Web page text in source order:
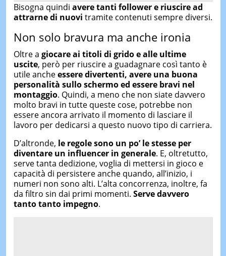
Bisogna quindi avere tanti follower e riuscire ad
attrarne di nuovi tramite contenuti sempre diversi.
Non solo bravura ma anche ironia
Oltre a giocare ai titoli di grido e alle ultime
uscite, però per riuscire a guadagnare così tanto è
utile ancheessere divertenti, avere una buona
personalità sullo schermo ed essere bravi nel
montaggio. Quindi, a meno che non siate davvero
molto bravi in tutte queste cose, potrebbe non
essere ancora arrivato il momento di lasciare il
lavoro per dedicarsi a questo nuovo tipo di carriera.
D’altronde, le regole sono un po’ le stesse per
diventare un influencer in generale. E, oltretutto,
serve tanta dedizione, voglia di mettersi in gioco e
capacità di persistere anche quando, all’inizio, i
numeri non sono alti. L’alta concorrenza, inoltre, fa
da filtro sin dai primi momenti. Serve davvero
tanto tanto impegno.